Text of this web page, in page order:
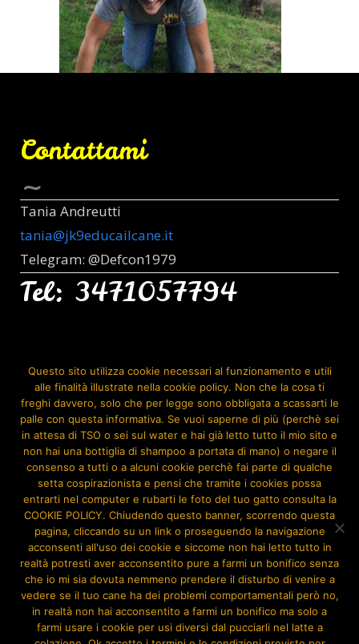
Contattami
Tania Andreutti
tania@jk9educailcane.it
Telegram: @Defcon1979
Tel: 3471057794
Seguimi Anche Su:
Home Chi Sono Contatti Cookies &
Questo sito utilizza cookie necessari al funzionamento e utili
alle finalità illustrate nella cookie policy. Non che la cosa ti
freghi davvero, solo che per legge sono obbligata a scassarti le
palle con questa informativa. Se vuoi saperne di più (perchè sei
in attesa di TSO o sei sul water e hai già letto tutto il mio sito e
non hai una bottiglia di shampoo a portata di mano) o negare il
consenso a tutti o a alcuni cookie perchè fai parte di qualche
setta cospirazionista e pensi che tramite i cookies possa
entrarti nel computer e rubarti le foto del tuo gatto consulta la
COOKIE POLICY. Chiudendo questo banner, scorrendo questa
pagina, cliccando su un link o proseguendo la navigazione
acconsenti all'uso dei cookie e siccome non hai letto tutto in
realtà potresti aver acconsentito pure a farmi un bonifico senza
che io mi sia dovuta nemmeno prendere il disturbo di venire a
vedere se il tuo cane ha dei problemi comportamentali però no,
in realtà non hai acconsentito a farmi un bonifico ma solo a
farmi usare i cookie per usi diversi dal pucciarli nel latte a